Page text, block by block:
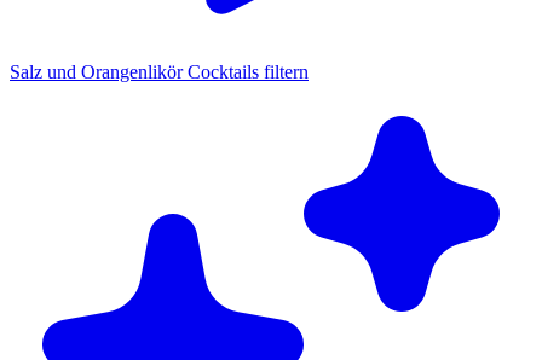
Salz und Orangenlikör Cocktails filtern